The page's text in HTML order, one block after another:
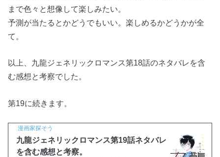
まで色々と想像して楽しみたい。
予測が当たるとかどうでもいい。楽しめるかどうかが全
て。
以上、九龍ジェネリックロマンス第18話のネタバレを含
む感想と考察でした。
第19に続きます。
漫画家探そう
九龍ジェネリックロマンス第19話ネタバレ
を含む感想と考察。